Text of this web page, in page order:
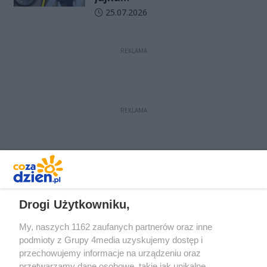
Data dodania artykułu:
25.07.2026
REKLAMA
REKLAMA
Drogi Użytkowniku,
My, naszych 1162 zaufanych partnerów oraz inne
podmioty z Grupy 4media uzyskujemy dostęp i
przechowujemy informacje na urządzeniu oraz